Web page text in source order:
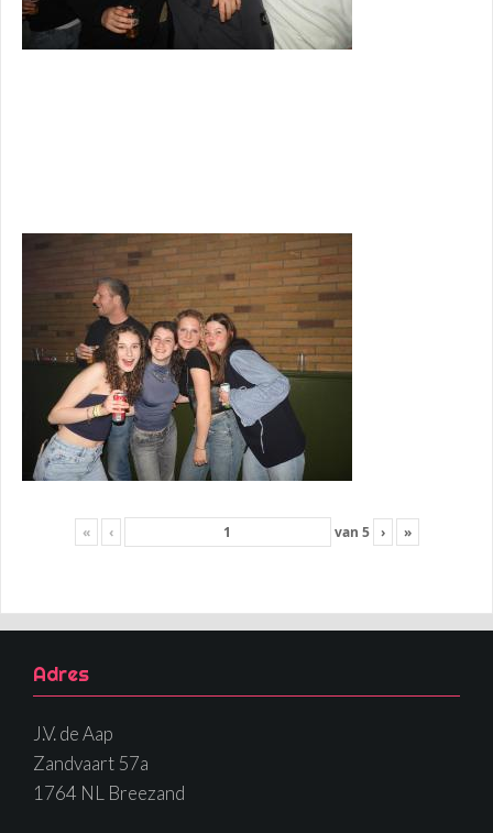
« ‹ van 5 › »
Adres
J.V. de Aap
Zandvaart 57a
1764 NL Breezand